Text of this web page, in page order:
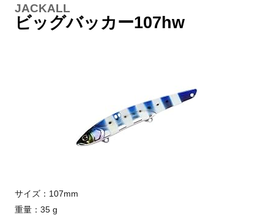
JACKALL
ビッグバッカー107hw
サイズ：107mm
重量：35 g